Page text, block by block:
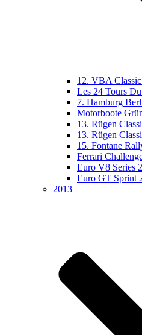
12. VBA
Les 24 Tours
7. Hamburg
Motorboote
13. Rügen
13. Rügen
15. Fontane
Ferrari
Euro V8 Series
Euro GT Sprint
2013